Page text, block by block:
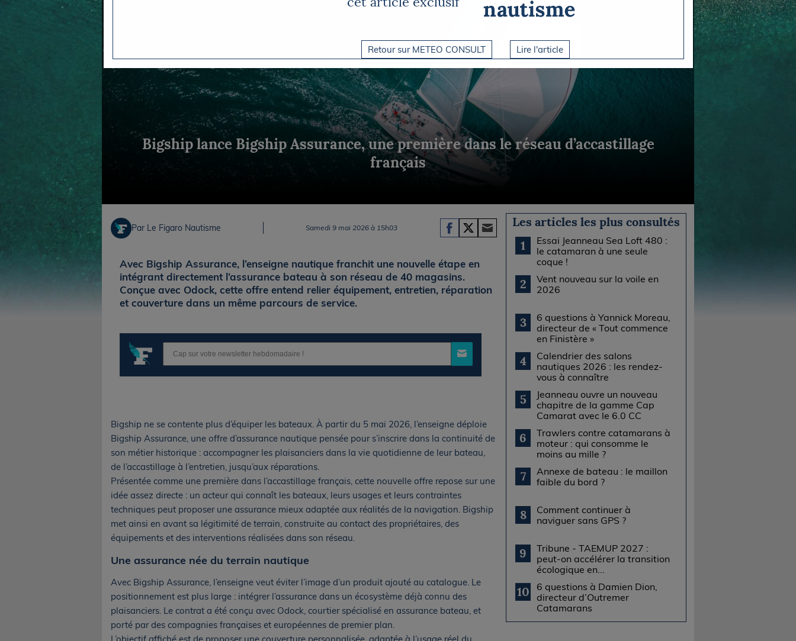
Glisse
Briefings
FLASH INFO
Bigship lance Bigship Assurance, une première dans le réseau d’accastillage
français
Par Le Figaro Nautisme Samedi 9 mai 2026 à 15h03
Avec Bigship Assurance, l’enseigne nautique franchit une nouvelle étape en
intégrant directement l’assurance bateau à son réseau de 40 magasins.
Conçue avec Odock, cette offre entend relier équipement, entretien, réparation
et couverture dans un même parcours de service.
Bigship ne se contente plus d’équiper les bateaux. À partir du 5 mai 2026, l’enseigne déploie
Bigship Assurance, une offre d’assurance nautique pensée pour s’inscrire dans la continuité de
son métier historique : accompagner les plaisanciers dans la vie quotidienne de leur bateau,
de l’accastillage à l’entretien, jusqu’aux réparations.
Présentée comme une première dans l’accastillage français, cette nouvelle offre repose sur une
idée assez directe : un acteur qui connaît les bateaux, leurs usages et leurs contraintes
techniques peut proposer une assurance mieux adaptée aux réalités de la navigation. Bigship
met ainsi en avant sa légitimité de terrain, construite au contact des propriétaires, des
équipements et des interventions réalisées dans son réseau.
Une assurance née du terrain nautique
Avec Bigship Assurance, l’enseigne veut éviter l’image d’un produit ajouté au catalogue. Le
positionnement est plus large : intégrer l’assurance dans un écosystème déjà connu des
plaisanciers. Le contrat a été conçu avec Odock, courtier spécialisé en assurance bateau, et
porté par des compagnies françaises et européennes de premier plan.
Les articles les plus consultés
1
Essai Jeanneau Sea Loft 480 :
le catamaran à une seule
coque !
2
Vent nouveau sur la voile en
2026
3
6 questions à Yannick Moreau,
directeur de « Tout commence
en Finistère »
4
Calendrier des salons
nautiques 2026 : les rendez-
vous à connaître
5
Jeanneau ouvre un nouveau
chapitre de la gamme Cap
Camarat avec le 6.0 CC
6
Trawlers contre catamarans à
moteur : qui consomme le
moins au mille ?
7
Annexe de bateau : le maillon
faible du bord ?
8
Comment continuer à
naviguer sans GPS ?
9
Tribune - TAEMUP 2027 :
peut-on accélérer la transition
écologique en...
10
6 questions à Damien Dion,
directeur d’Outremer
Catamarans
Retour sur METEO CONSULT Lire l'article